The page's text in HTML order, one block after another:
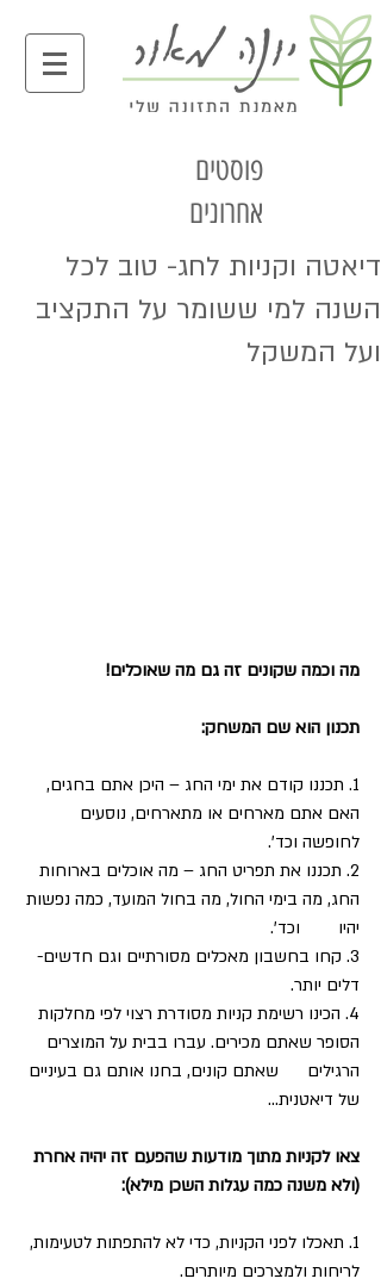
פוסטים
אחרונים
דיאטה וקניות לחג- טוב לכל
השנה למי ששומר על התקציב
ועל המשקל
מה וכמה שקונים זה גם מה שאוכלים!
תכנון הוא שם המשחק:
1. תכננו קודם את ימי החג – היכן אתם בחגים,
האם אתם מארחים או מתארחים, נוסעים
לחופשה וכד'.
2. תכננו את תפריט החג – מה אוכלים בארוחות
החג, מה בימי החול, מה בחול המועד, כמה נפשות
יהיו        וכד'.
3. קחו בחשבון מאכלים מסורתיים וגם חדשים-
דלים יותר.
4. הכינו רשימת קניות מסודרת רצוי לפי מחלקות
הסופר שאתם מכירים. עברו בבית על המוצרים
הרגילים      שאתם קונים, בחנו אותם גם בעיניים
של דיאטנית...
צאו לקניות מתוך מודעות שהפעם זה יהיה אחרת
(ולא משנה כמה עגלות השכן מילא):
1. תאכלו לפני הקניות, כדי לא להתפתות לטעימות,
לריחות ולמצרכים מיותרים.